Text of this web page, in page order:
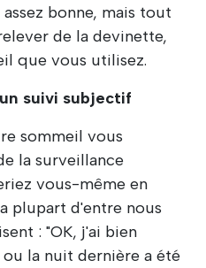
bonne, mais tout
de la devinette,
que vous utilisez.
suivi subjectif
sommeil vous
la surveillance
vous-même en
plupart d'entre nous
: "OK, j'ai bien
la nuit dernière a été